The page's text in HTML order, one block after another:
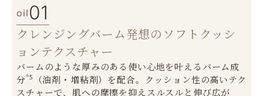
oil 01
クレンジングバーム発想のソフトクッシ
ョンテクスチャー
バームのような厚みのある使い心地を叶えるバーム成
分*5
（油剤・増粘剤）を配合。クッション性の高いテク
スチャーで、肌への摩擦を抑えスルスルと伸び広が